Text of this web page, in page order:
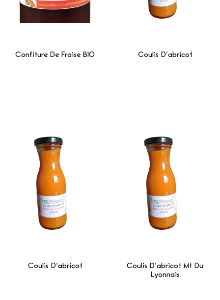
Confiture De Fraise BIO Coulis D’abricot
Coulis D’abricot
Coulis D’abricot Mt Du
Lyonnais